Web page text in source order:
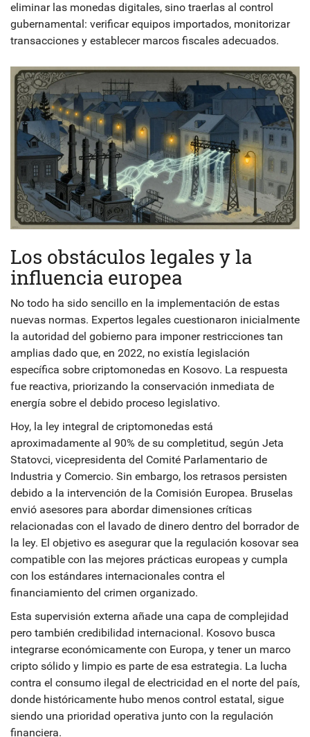
eliminar las monedas digitales, sino traerlas al control
gubernamental: verificar equipos importados, monitorizar
transacciones y establecer marcos fiscales adecuados.
Los obstáculos legales y la
influencia europea
No todo ha sido sencillo en la implementación de estas
nuevas normas. Expertos legales cuestionaron inicialmente
la autoridad del gobierno para imponer restricciones tan
amplias dado que, en 2022, no existía legislación
específica sobre criptomonedas en Kosovo. La respuesta
fue reactiva, priorizando la conservación inmediata de
energía sobre el debido proceso legislativo.
Hoy, la ley integral de criptomonedas está
aproximadamente al 90% de su completitud, según Jeta
Statovci, vicepresidenta del Comité Parlamentario de
Industria y Comercio. Sin embargo, los retrasos persisten
debido a la intervención de la Comisión Europea. Bruselas
envió asesores para abordar dimensiones críticas
relacionadas con el lavado de dinero dentro del borrador de
la ley. El objetivo es asegurar que la regulación kosovar sea
compatible con las mejores prácticas europeas y cumpla
con los estándares internacionales contra el
financiamiento del crimen organizado.
Esta supervisión externa añade una capa de complejidad
pero también credibilidad internacional. Kosovo busca
integrarse económicamente con Europa, y tener un marco
cripto sólido y limpio es parte de esa estrategia. La lucha
contra el consumo ilegal de electricidad en el norte del país,
donde históricamente hubo menos control estatal, sigue
siendo una prioridad operativa junto con la regulación
financiera.